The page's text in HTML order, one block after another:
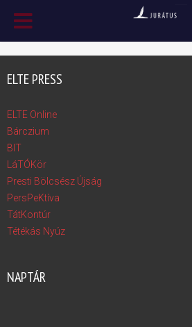
ELTE PRESS
ELTE Online
Bárczium
BIT
LáTÓKör
Presti Bölcsész Újság
PersPeKtíva
TátKontúr
Tétékás Nyúz
NAPTÁR